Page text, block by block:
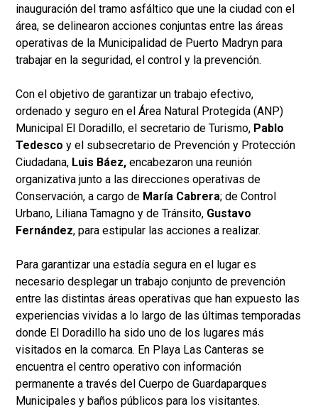
inauguración del tramo asfáltico que une la ciudad con el
área, se delinearon acciones conjuntas entre las áreas
operativas de la Municipalidad de Puerto Madryn para
trabajar en la seguridad, el control y la prevención.
Con el objetivo de garantizar un trabajo efectivo,
ordenado y seguro en el Área Natural Protegida (ANP)
Municipal El Doradillo, el secretario de Turismo, Pablo
Tedesco y el subsecretario de Prevención y Protección
Ciudadana, Luis Báez, encabezaron una reunión
organizativa junto a las direcciones operativas de
Conservación, a cargo de María Cabrera; de Control
Urbano, Liliana Tamagno y de Tránsito, Gustavo
Fernández, para estipular las acciones a realizar.
Para garantizar una estadía segura en el lugar es
necesario desplegar un trabajo conjunto de prevención
entre las distintas áreas operativas que han expuesto las
experiencias vividas a lo largo de las últimas temporadas
donde El Doradillo ha sido uno de los lugares más
visitados en la comarca. En Playa Las Canteras se
encuentra el centro operativo con información
permanente a través del Cuerpo de Guardaparques
Municipales y baños públicos para los visitantes.